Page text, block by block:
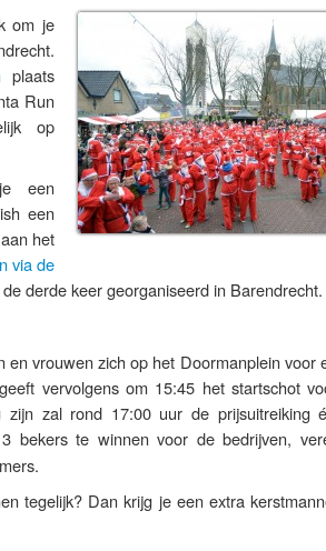
om je
plaats
Run
op
een
een
het
via de
derde keer georganiseerd in Barendrecht.
vrouwen zich op het Doormanplein voor
vervolgens om 15:45 het startschot
zal rond 17:00 uur de prijsuitreiking
bekers te winnen voor de bedrijven,
tegelijk? Dan krijg je een extra